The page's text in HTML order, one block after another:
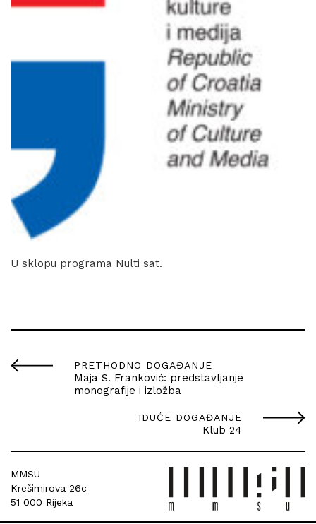
U sklopu programa Nulti sat.
PRETHODNO DOGAĐANJE
Maja S. Franković: predstavljanje
monografije i izložba
IDUĆE DOGAĐANJE
Klub 24
MMSU
Krešimirova 26c
51 000 Rijeka